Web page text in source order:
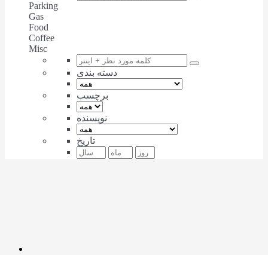
Parking
Gas
Food
Coffee
Misc
دسته بندی
برچسب
نویسنده
تاریخ